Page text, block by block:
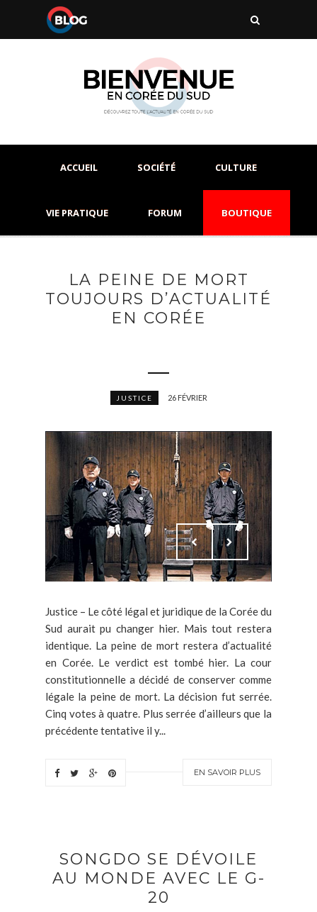
ACCUEIL SOCIÉTÉ CULTURE
VIE PRATIQUE FORUM BOUTIQUE
LA PEINE DE MORT
TOUJOURS D’ACTUALITÉ
EN CORÉE
JUSTICE 26 FÉVRIER
Justice – Le côté légal et juridique de la Corée du
Sud aurait pu changer hier. Mais tout restera
identique. La peine de mort restera d’actualité
en Corée. Le verdict est tombé hier. La cour
constitutionnelle a décidé de conserver comme
légale la peine de mort. La décision fut serrée.
Cinq votes à quatre. Plus serrée d’ailleurs que la
précédente tentative il y...
EN SAVOIR PLUS
SONGDO SE DÉVOILE
AU MONDE AVEC LE G-
20